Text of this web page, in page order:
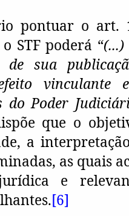
pontuar o art.
STF poderá “
sua
vinculante
do Poder
que o
a
as quais
e
[6]